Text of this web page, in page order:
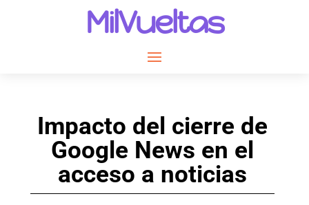
MilVueltas
Impacto del cierre de
Google News en el
acceso a noticias